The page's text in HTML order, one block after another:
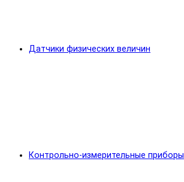
Датчики физических величин
Контрольно-измерительные приборы